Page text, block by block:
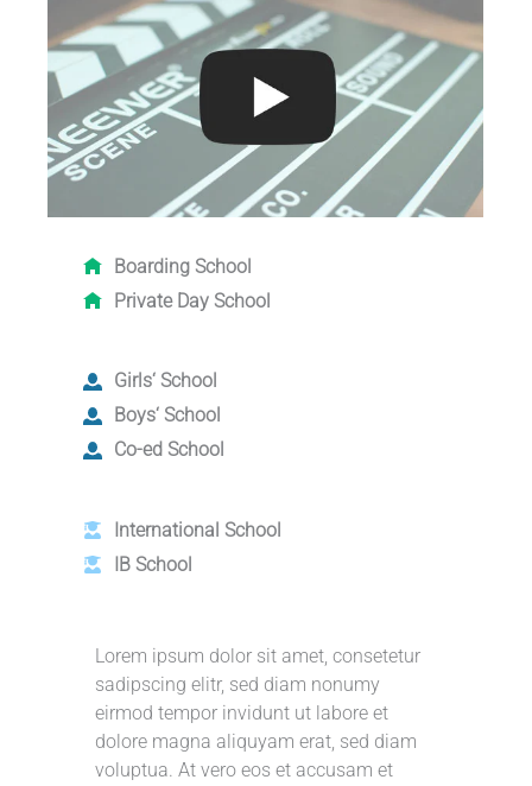
Boarding School
Private Day School
Girls‘ School
Boys‘ School
Co-ed School
International School
IB School
Lorem ipsum dolor sit amet, consetetur
sadipscing elitr, sed diam nonumy
eirmod tempor invidunt ut labore et
dolore magna aliquyam erat, sed diam
voluptua. At vero eos et accusam et